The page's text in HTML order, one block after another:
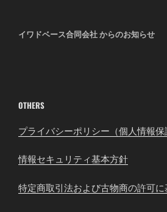
イワドベース合同会社 からのお知らせ
OTHERS
プライバシーポリシー（個人情報保
情報セキュリティ基本方針
特定商取引法および古物商の許可